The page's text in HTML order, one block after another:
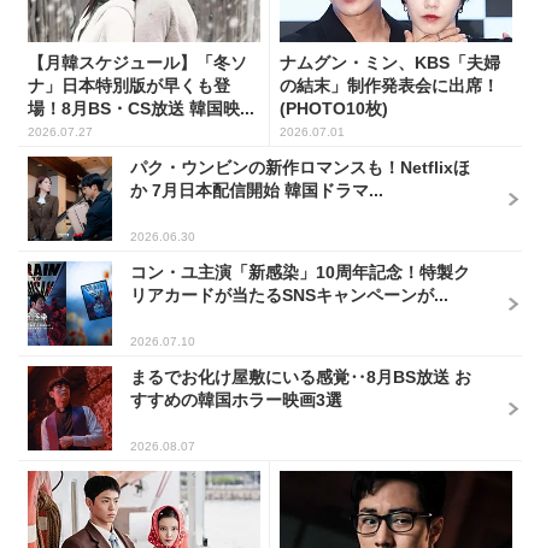
【月韓スケジュール】「冬ソ
ナ」日本特別版が早くも登
場！8月BS・CS放送 韓国映...
2026.07.27
ナムグン・ミン、KBS「夫婦
の結末」制作発表会に出席！
(PHOTO10枚)
2026.07.01
パク・ウンビンの新作ロマンスも！Netflixほ
か 7月日本配信開始 韓国ドラマ...
2026.06.30
コン・ユ主演「新感染」10周年記念！特製ク
リアカードが当たるSNSキャンペーンが...
2026.07.10
まるでお化け屋敷にいる感覚‥8月BS放送 お
すすめの韓国ホラー映画3選
2026.08.07